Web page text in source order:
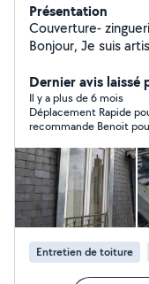
Présentation
Couverture-
Bonjour, Je suis artisan couvreur cordiste, spécialisé
services ( assurance
et Entretien de
hydrofuge, nettoyage complet -
hauteur Ravalement de Façade: - purge et mise en
sécurité - Nettoyage, réparation, peinture, finition
Enduits traditionnels à
Couverture - Réparation de tuiles ou ardoises,
recherche de fuites -
de toitures Travaux d'Accès Difficile (cordiste): -
Interventions en
Dernier avis laissé
Il y a plus de 6 mois
Déplacement Rapide
recommande Benoit
Entretien de toiture